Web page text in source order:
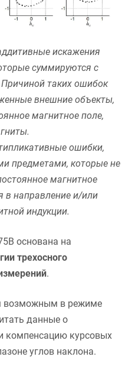
искажения
суммируются с
таких ошибок
внешние объекты,
магнитное поле,
ошибки,
предметами, которые не
магнитное
в направление и/или
индукции.
основана на
трехосного
.
возможным в режиме
данные о
компенсацию курсовых
углов наклона.